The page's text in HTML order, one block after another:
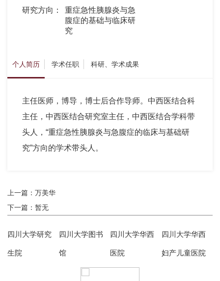
研究方向：
重症急性胰腺炎与急
腹症的基础与临床研
究
个人简历 学术任职 科研、学术成果
主任医师，博导，博士后合作导师。中西医结合科
主任，中西医结合研究室主任，中西医结合学科带
头人，“重症急性胰腺炎与急腹症的临床与基础研
究”方向的学术带头人。
上一篇：万美华
下一篇：暂无
四川大学研究
生院
四川大学图书
馆
四川大学华西
医院
四川大学华西
妇产儿童医院